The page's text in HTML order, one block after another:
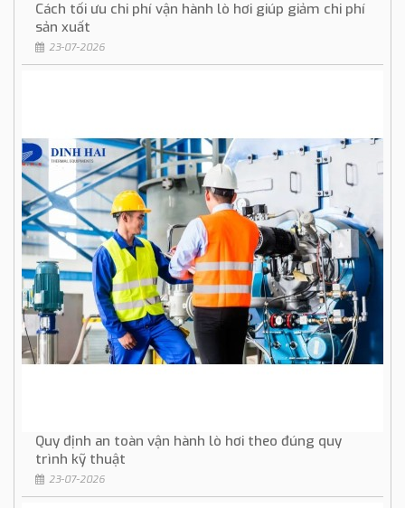
Cách tối ưu chi phí vận hành lò hơi giúp giảm chi phí
sản xuất
23-07-2026
Quy định an toàn vận hành lò hơi theo đúng quy
trình kỹ thuật
23-07-2026